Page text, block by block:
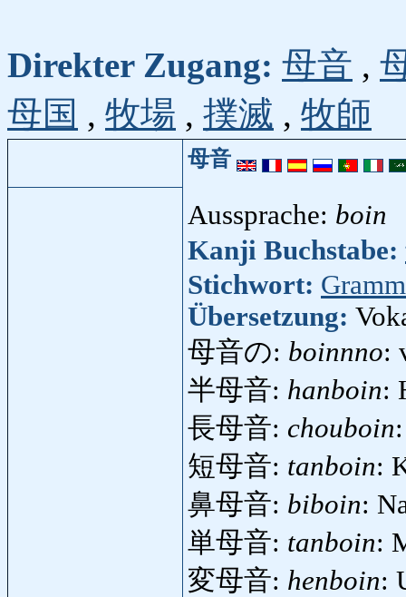
Direkter Zugang: 母音 ,
母国 , 牧場 , 撲滅 , 牧師
母音
Aussprache: boin
Kanji Buchstabe:
Stichwort:
Übersetzung:
母音の: boinnno:
半母音: hanboin:
長母音: chouboin
短母音: tanboin:
鼻母音: biboin:
単母音: tanboin:
変母音: henboin: